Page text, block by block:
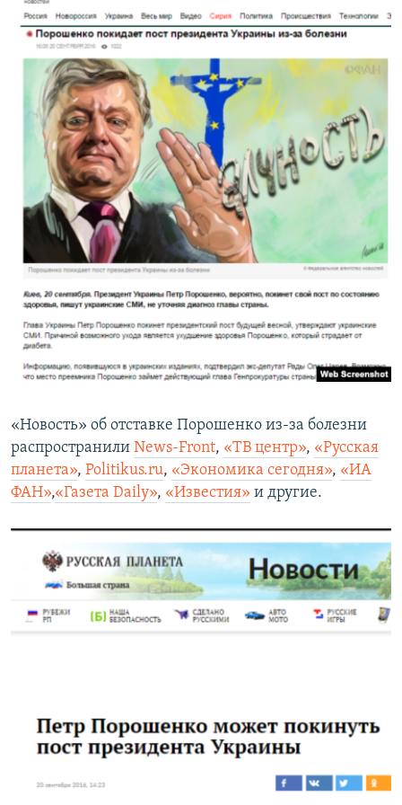
«Новость» об отставке Порошенко из-за болезни
распространили News-Front, «ТВ центр», «Русская
планета», Politikus.ru, «Экономика сегодня», «ИА
ФАН»,«Газета Daily», «Известия» и другие.